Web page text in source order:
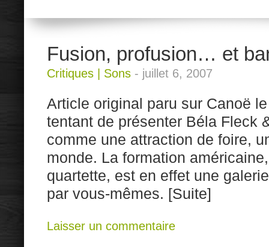
Fusion, profusion… et
Critiques Sons - juillet 6, 2007
Article original paru sur Canoë
tentant de présenter Béla Fleck
comme une attraction de foire,
monde. La formation
quartette, est en effet une
par vous-mêmes. [Suite]
Laisser un commentaire